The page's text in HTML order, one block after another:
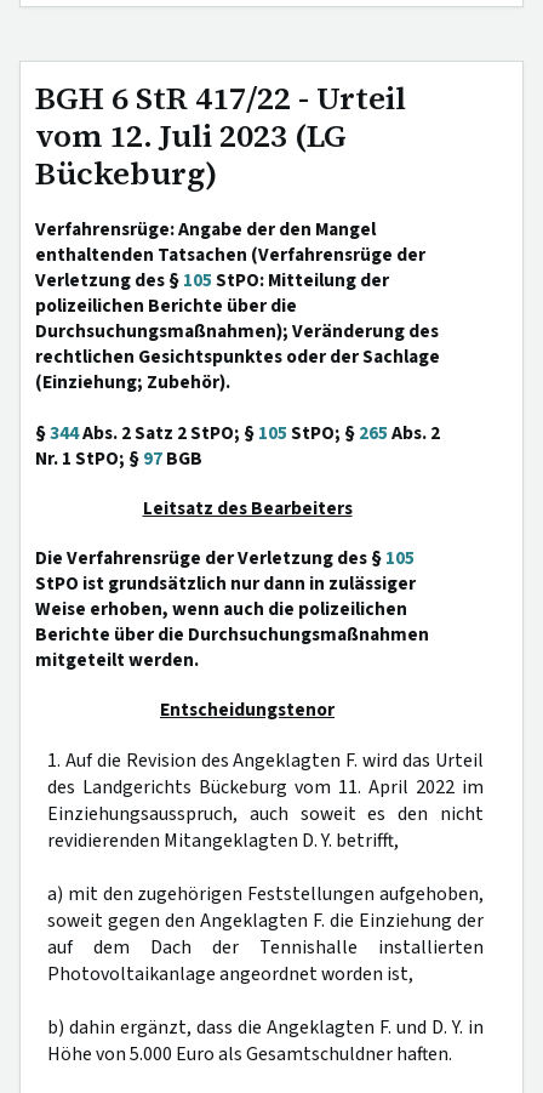
BGH 6 StR 417/22 - Urteil
vom 12. Juli 2023 (LG
Bückeburg)
Verfahrensrüge: Angabe der den Mangel
enthaltenden Tatsachen (Verfahrensrüge der
Verletzung des §105StPO: Mitteilung der
polizeilichen Berichte über die
Durchsuchungsmaßnahmen); Veränderung des
rechtlichen Gesichtspunktes oder der Sachlage
(Einziehung; Zubehör).
§344Abs. 2 Satz 2 StPO; §105StPO; §265Abs. 2
Nr. 1 StPO; §97BGB
Leitsatz des Bearbeiters
Die Verfahrensrüge der Verletzung des §105
StPO ist grundsätzlich nur dann in zulässiger
Weise erhoben, wenn auch die polizeilichen
Berichte über die Durchsuchungsmaßnahmen
mitgeteilt werden.
Entscheidungstenor
1. Auf die Revision des Angeklagten F. wird das Urteil
des Landgerichts Bückeburg vom 11. April 2022 im
Einziehungsausspruch, auch soweit es den nicht
revidierenden Mitangeklagten D. Y. betrifft,
a) mit den zugehörigen Feststellungen aufgehoben,
soweit gegen den Angeklagten F. die Einziehung der
auf dem Dach der Tennishalle installierten
Photovoltaikanlage angeordnet worden ist,
b) dahin ergänzt, dass die Angeklagten F. und D. Y. in
Höhe von 5.000 Euro als Gesamtschuldner haften.